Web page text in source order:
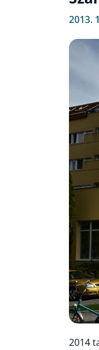
2013.
2014